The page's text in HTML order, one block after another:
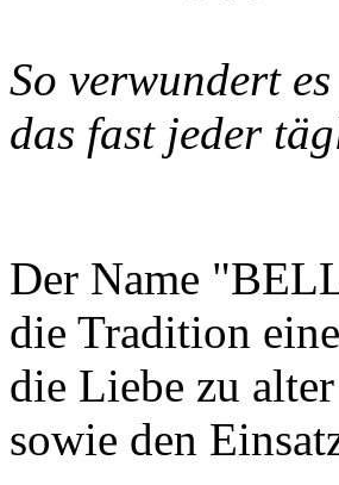
So verwundert
das fast jeder
Der Name
die Tradition
die Liebe zu
sowie den